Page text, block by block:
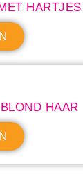
HARTJES
HAAR